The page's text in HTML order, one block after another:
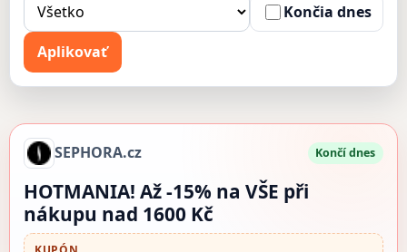
Končia dnes
Aplikovať
SEPHORA.cz Končí dnes
HOTMANIA! Až -15% na VŠE při
nákupu nad 1600 Kč